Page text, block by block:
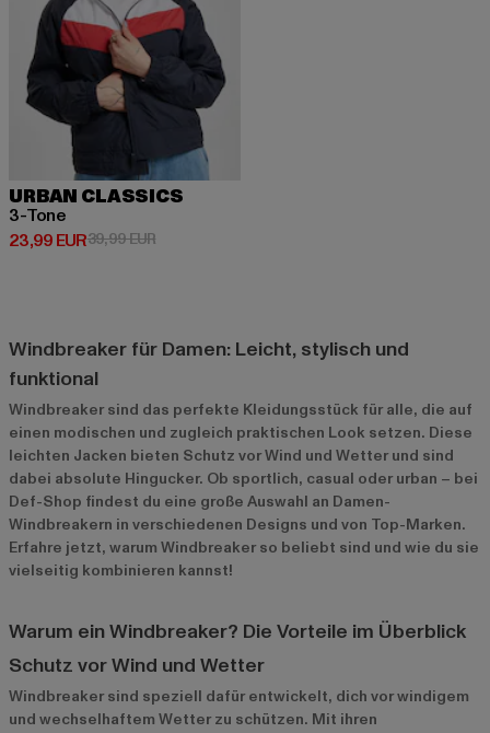
URBAN CLASSICS
3-Tone
23,99 EUR
Derzeitiger Preis: 23,99 EUR
39,99 EURAktionspreis: 39,99 EUR
Windbreaker für Damen: Leicht, stylisch und
funktional
Windbreaker sind das perfekte Kleidungsstück für alle, die auf
einen modischen und zugleich praktischen Look setzen. Diese
leichten Jacken bieten Schutz vor Wind und Wetter und sind
dabei absolute Hingucker. Ob sportlich, casual oder urban – bei
Def-Shop findest du eine große Auswahl an Damen-
Windbreakern in verschiedenen Designs und von Top-Marken.
Erfahre jetzt, warum Windbreaker so beliebt sind und wie du sie
vielseitig kombinieren kannst!
Warum ein Windbreaker? Die Vorteile im Überblick
Schutz vor Wind und Wetter
Windbreaker sind speziell dafür entwickelt, dich vor windigem
und wechselhaftem Wetter zu schützen. Mit ihren